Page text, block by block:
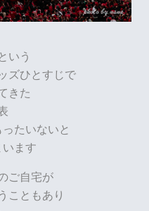
いう
ズひとすじで
きた
たいないと
ます
ご自宅が
こともあり